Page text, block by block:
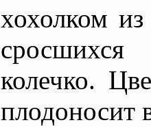
хохолком
колечко.
плодоносит